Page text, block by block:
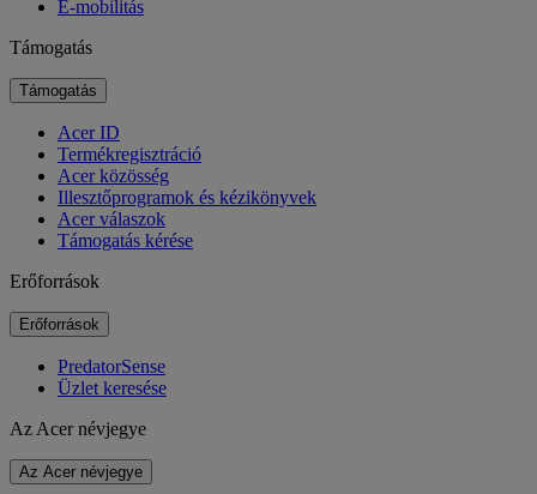
E-mobilitás
Támogatás
Támogatás
Acer ID
Termékregisztráció
Acer közösség
Illesztőprogramok és kézikönyvek
Acer válaszok
Támogatás kérése
Erőforrások
Erőforrások
PredatorSense
Üzlet keresése
Az Acer névjegye
Az Acer névjegye